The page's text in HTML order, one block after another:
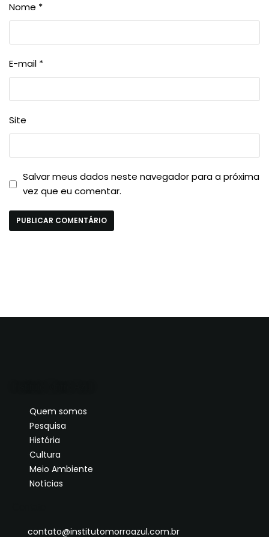
Nome *
E-mail *
Site
Salvar meus dados neste navegador para a próxima
vez que eu comentar.
Quem somos
Pesquisa
História
Cultura
Meio Ambiente
Notícias
contato@institutomorroazul.com.br